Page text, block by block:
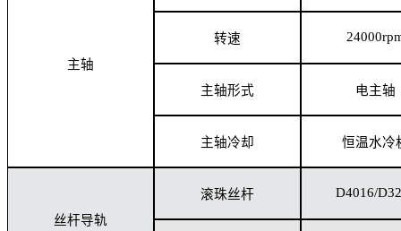
主轴
转速
主轴形式 电主轴
主轴冷却 恒温水冷
丝杆导轨
滚珠丝杆 D4016/